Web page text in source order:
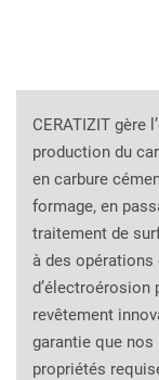
CERATIZIT gère
production du
en carbure
formage, en
traitement de
à des
d’électroérosion
revêtement
garantie que
propriétés